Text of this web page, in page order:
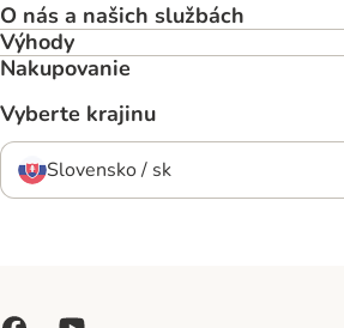
O nás a našich službách
Výhody
Nakupovanie
Vyberte krajinu
Slovensko / sk